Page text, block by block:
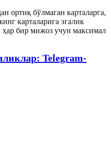
ортиқ бўлмаган карталарга,
карталарига эгалик
ҳар бир мижоз учун максимал
Telegram-